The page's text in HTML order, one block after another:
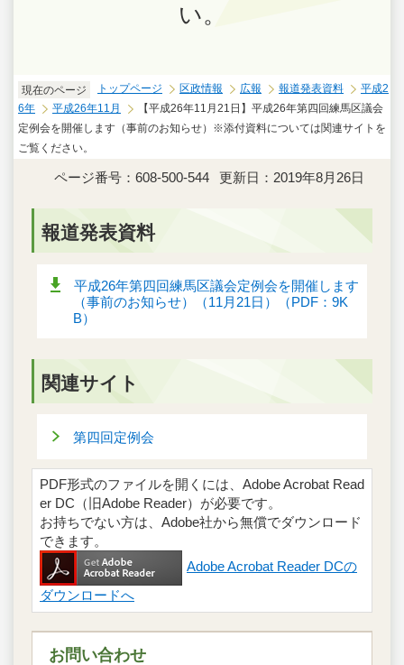
い。
現在のページ トップページ 区政情報 広報 報道発表資料
平成2
6年
平成26年11月
【平成26年11月21日】平成26年第四回練馬区議会
定例会を開催します（事前のお知らせ）※添付資料については関連サイトを
ご覧ください。
ページ番号：608-500-544 更新日：2019年8月26日
報道発表資料
平成26年第四回練馬区議会定例会を開催します
（事前のお知らせ）（11月21日）（PDF：9K
B）
関連サイト
第四回定例会
PDF形式のファイルを開くには、Adobe Acrobat Read
er DC（旧Adobe Reader）が必要です。
お持ちでない方は、Adobe社から無償でダウンロード
できます。
Adobe Acrobat Reader DCの
ダウンロードへ
お問い合わせ